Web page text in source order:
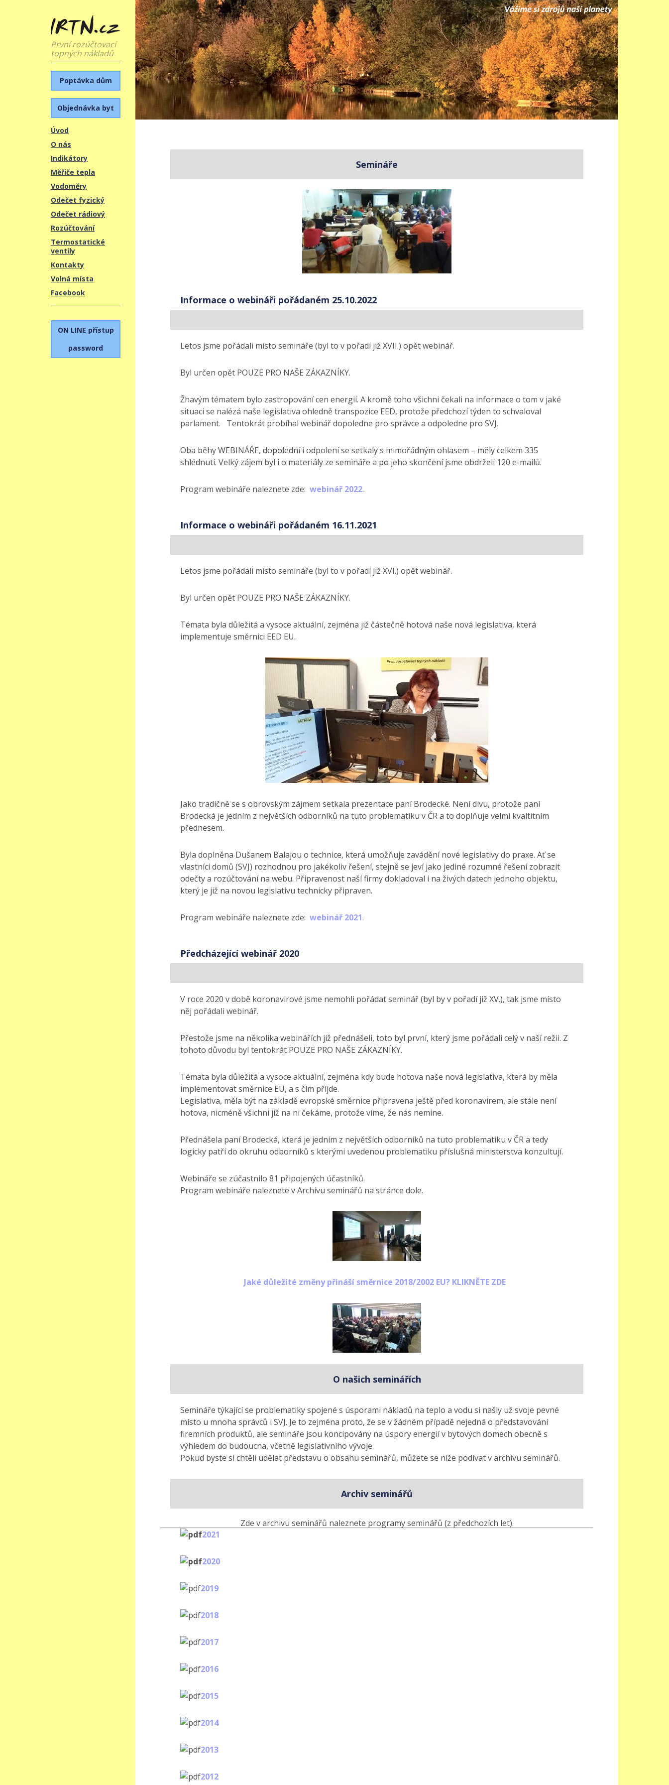
První rozúčtovací
topných nákladů
Poptávka dům
Objednávka byt
Úvod
O nás
Indikátory
Měřiče tepla
Vodoměry
Odečet fyzický
Odečet rádiový
Rozúčtování
Termostatické
ventily
Kontakty
Volná místa
Facebook
ON LINE přístup
password
Semináře
Informace o webináři pořádaném 25.10.2022
Letos jsme pořádali místo semináře (byl to v pořadí již XVII.) opět webinář.
Byl určen opět POUZE PRO NAŠE ZÁKAZNÍKY.
Žhavým tématem bylo zastropování cen energií. A kromě toho všichni čekali na informace o tom v jaké
situaci se nalézá naše legislativa ohledně transpozice EED, protože předchozí týden to schvaloval
parlament. Tentokrát probíhal webinář dopoledne pro správce a odpoledne pro SVJ.
Oba běhy WEBINÁŘE, dopolední i odpolení se setkaly s mimořádným ohlasem – měly celkem 335
shlédnutí. Velký zájem byl i o materiály ze semináře a po jeho skončení jsme obdrželi 120 e-mailů.
Program webináře naleznete zde: webinář 2022.
Informace o webináři pořádaném 16.11.2021
Letos jsme pořádali místo semináře (byl to v pořadí již XVI.) opět webinář.
Byl určen opět POUZE PRO NAŠE ZÁKAZNÍKY.
Témata byla důležitá a vysoce aktuální, zejména již částečně hotová naše nová legislativa, která
implementuje směrnici EED EU.
Jako tradičně se s obrovským zájmem setkala prezentace paní Brodecké. Není divu, protože paní
Brodecká je jedním z největších odborníků na tuto problematiku v ČR a to doplňuje velmi kvaltitním
přednesem.
Byla doplněna Dušanem Balajou o technice, která umožňuje zavádění nové legislativy do praxe. Ať se
vlastníci domů (SVJ) rozhodnou pro jakékoliv řešení, stejně se jeví jako jediné rozumné řešení zobrazit
odečty a rozúčtování na webu. Připravenost naší firmy dokladoval i na živých datech jednoho objektu,
který je již na novou legislativu technicky připraven.
Program webináře naleznete zde: webinář 2021.
Předcházející webinář 2020
V roce 2020 v době koronavirové jsme nemohli pořádat seminář (byl by v pořadí již XV.), tak jsme místo
něj pořádali webinář.
Přestože jsme na několika webinářích již přednášeli, toto byl první, který jsme pořádali celý v naší režii. Z
tohoto důvodu byl tentokrát POUZE PRO NAŠE ZÁKAZNÍKY.
Témata byla důležitá a vysoce aktuální, zejména kdy bude hotova naše nová legislativa, která by měla
implementovat směrnice EU, a s čím příjde.
Legislativa, měla být na základě evropské směrnice připravena ještě před koronavirem, ale stále není
hotova, nicméně všichni již na ni čekáme, protože víme, že nás nemine.
Přednášela paní Brodecká, která je jedním z největších odborníků na tuto problematiku v ČR a tedy
logicky patří do okruhu odborníků s kterými uvedenou problematiku příslušná ministerstva konzultují.
Webináře se zúčastnilo 81 připojených účastníků.
Program webináře naleznete v Archívu seminářů na stránce dole.
Jaké důležité změny přináší směrnice 2018/2002 EU? KLIKNĚTE ZDE
O našich seminářích
Semináře týkající se problematiky spojené s úsporami nákladů na teplo a vodu si našly už svoje pevné
místo u mnoha správců i SVJ. Je to zejména proto, že se v žádném případě nejedná o představování
firemních produktů, ale semináře jsou koncipovány na úspory energií v bytových domech obecně s
výhledem do budoucna, včetně legislativního vývoje.
Pokud byste si chtěli udělat představu o obsahu seminářů, můžete se níže podívat v archivu seminářů.
Archiv seminářů
Zde v archivu seminářů naleznete programy seminářů (z předchozích let).
2021
2020
2019
2018
2017
2016
2015
2014
2013
2012